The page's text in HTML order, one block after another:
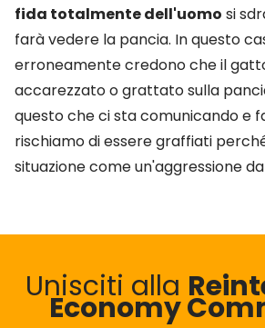
fida totalmente dell'uomo si
farà vedere la pancia. In questo
erroneamente credono che il
accarezzato o grattato sulla
questo che ci sta comunicando e
rischiamo di essere graffiati
situazione come un'aggressione
Unisciti alla
Economy